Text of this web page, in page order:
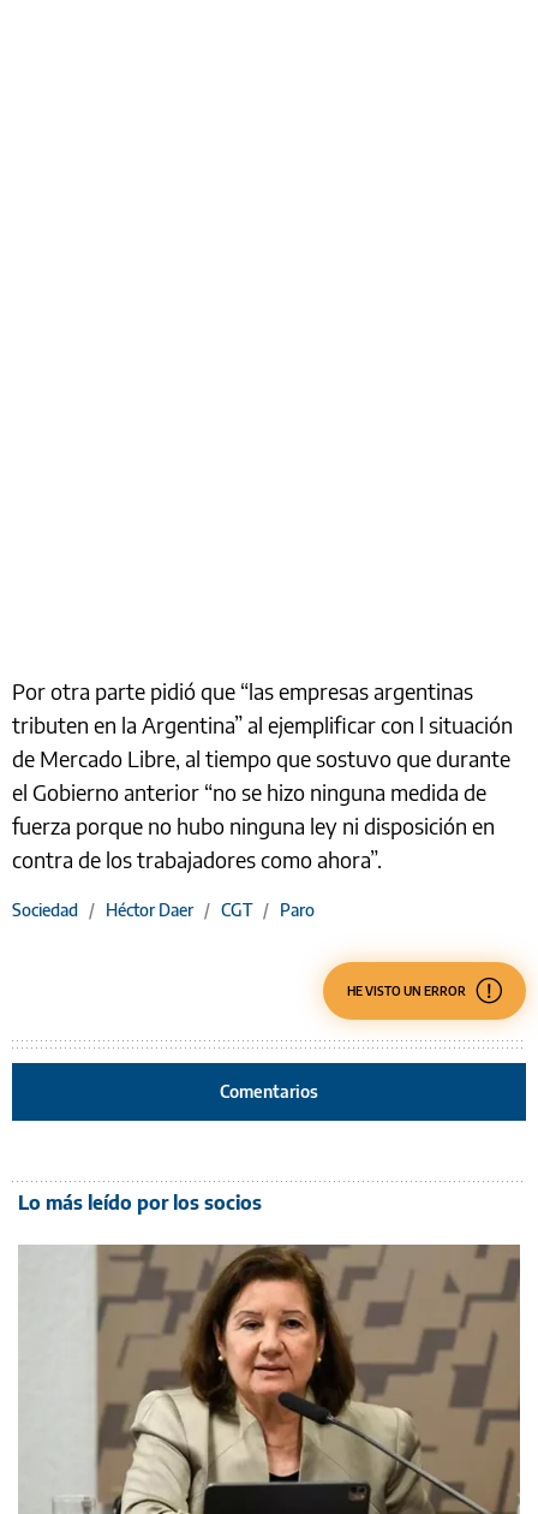
Por otra parte pidió que “las empresas argentinas
tributen en la Argentina” al ejemplificar con l situación
de Mercado Libre, al tiempo que sostuvo que durante
el Gobierno anterior “no se hizo ninguna medida de
fuerza porque no hubo ninguna ley ni disposición en
contra de los trabajadores como ahora”.
Sociedad / Héctor Daer / CGT / Paro
HE VISTO UN ERROR
Comentarios
Lo más leído por los socios